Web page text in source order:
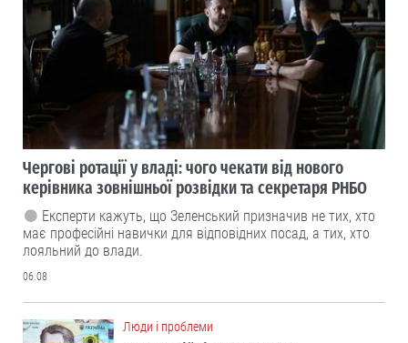
Чергові ротації у владі: чого чекати від нового
керівника зовнішньої розвідки та секретаря РНБО
Експерти кажуть, що Зеленський призначив не тих, хто
має професійні навички для відповідних посад, а тих, хто
лояльний до влади.
06.08
Люди і проблеми